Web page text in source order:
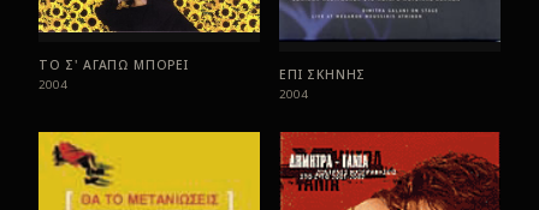
ΤΟ Σ' ΑΓΑΠΩ ΜΠΟΡΕΙ
2004
ΕΠΙ ΣΚΗΝΗΣ
2004